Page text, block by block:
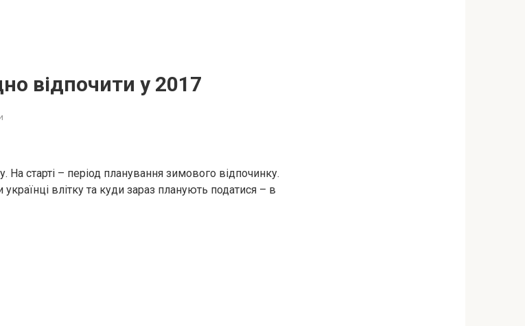
відпочити у 2017
На старті – період планування зимового відпочинку.
влітку та куди зараз планують податися – в